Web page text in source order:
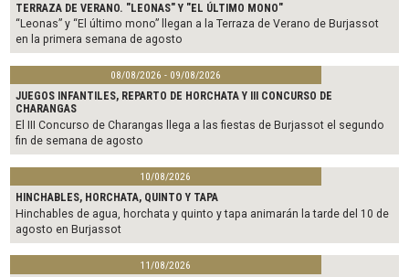
TERRAZA DE VERANO. "LEONAS" Y "EL ÚLTIMO MONO"
“Leonas” y “El último mono” llegan a la Terraza de Verano de Burjassot
en la primera semana de agosto
08/08/2026 - 09/08/2026
JUEGOS INFANTILES, REPARTO DE HORCHATA Y III CONCURSO DE
CHARANGAS
El III Concurso de Charangas llega a las fiestas de Burjassot el segundo
fin de semana de agosto
10/08/2026
HINCHABLES, HORCHATA, QUINTO Y TAPA
Hinchables de agua, horchata y quinto y tapa animarán la tarde del 10 de
agosto en Burjassot
11/08/2026